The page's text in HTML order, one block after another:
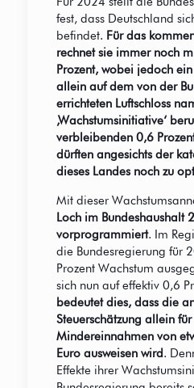
fest, dass Deutschland
befindet. Für das
rechnet sie immer noch
Prozent, wobei jedoch
allein auf dem von der
errichteten Luftschloss
‚Wachstumsinitiative‘
verbleibenden 0,6
dürften angesichts der
dieses Landes noch zu
Mit dieser
Loch im Bundeshaushalt
vorprogrammiert. Im
die Bundesregierung für
Prozent Wachstum
sich nun auf effektiv 0,6
bedeutet dies, dass die
Steuerschätzung allein
Mindereinnahmen von
Euro ausweisen wird.
Effekte ihrer